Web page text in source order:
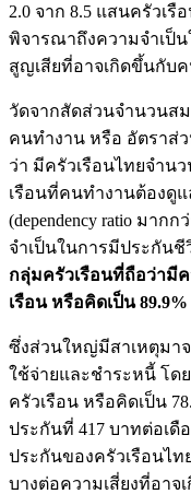
2.0 จาก 8.5 แสนครัวเรื
พิจารณาถึงความจำเป็
สูญเสียที่อาจเกิดขึ้นกับ
วัดจากสัดส่วนจำนวนส
คนทำงาน หรือ อัตราส่
ว่า มีครัวเรือนไทยจำน
เรือนที่คนทำงานต้องดู
(dependency ratio มากก
จำเป็นในการมีประกันชี
กลุ่มครัวเรือนที่ถือว่ามี
เรือน หรือคิดเป็น 89.9%
ซึ่งส่วนใหญ่มีสาเหตุมา
ใช้จ่ายและชำระหนี้ โด
ครัวเรือน หรือคิดเป็น
ประกันที่ 417 บาทต่อเดื
ประกันของครัวเรือนไท
บางต่อความเสี่ยงที่อาจ